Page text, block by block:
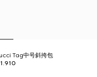
Tag中号斜挎包